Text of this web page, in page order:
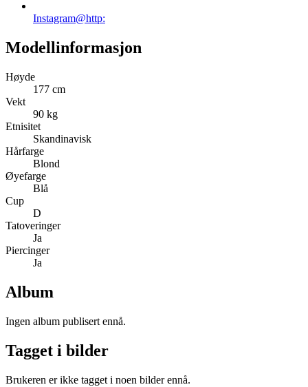
Instagram@http:
Modellinformasjon
Høyde
177 cm
Vekt
90 kg
Etnisitet
Skandinavisk
Hårfarge
Blond
Øyefarge
Blå
Cup
D
Tatoveringer
Ja
Piercinger
Ja
Album
Ingen album publisert ennå.
Tagget i bilder
Brukeren er ikke tagget i noen bilder ennå.